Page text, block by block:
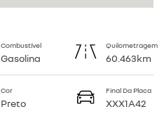
Combustível
Gasolina
Quilometragem
60.463km
Cor
Preto
Final Da Placa
XXX1A42